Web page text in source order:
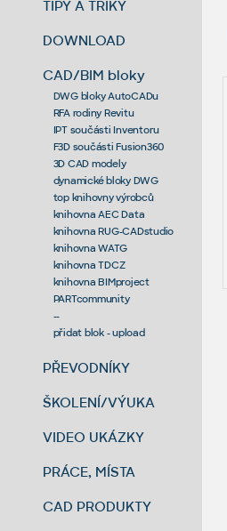
TIPY A TRIKY
DOWNLOAD
CAD/BIM bloky
DWG bloky AutoCADu
RFA rodiny Revitu
IPT součásti Inventoru
F3D součásti Fusion360
3D CAD modely
dynamické bloky DWG
top knihovny výrobců
knihovna AEC Data
knihovna RUG-CADstudio
knihovna WATG
knihovna TDCZ
knihovna BIMproject
PARTcommunity
--
přidat blok - upload
PŘEVODNÍKY
ŠKOLENÍ/VÝUKA
VIDEO UKÁZKY
PRÁCE, MÍSTA
CAD PRODUKTY